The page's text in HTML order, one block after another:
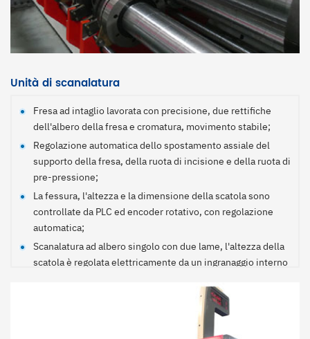
aggiunta dell'olio, in modo da prolungare la durata dei
cuscinetti.
Circolazione automatica a vuoto del rullo anilox, per evitare
automatico;
trasferimento superiore dell'inchiostro e per garantire la
qualità della distribuzione dell'inchiostro;
La superficie del tubo d'acciaio è ricoperta da una gomma
indossabile con una struttura delicata e un'equilibrata
raschiatura dell'inchiostro, resistente agli acidi e agli alcali
e di lunga durata;
Il sistema di trasmissione diretta verticale, privo di cinghie
e catene, consente di ridurre le perdite di potenza
meccanica del motore stesso e gli errori, i rumori e i
serraggi dovuti al collegamento, riducendo il tasso di guasti
Unità di scanalatura
Fresa ad intaglio lavorata con precisione, due rettifiche
dell'albero della fresa e cromatura, movimento stabile;
Regolazione automatica dello spostamento assiale del
supporto della fresa, della ruota di incisione e della ruota di
pre-pressione;
La fessura, l'altezza e la dimensione della scatola sono
controllate da PLC ed encoder rotativo, con regolazione
automatica;
Scanalatura ad albero singolo con due lame, l'altezza della
scatola è regolata elettricamente da un ingranaggio interno
La regolazione dell'altezza della scatola è protetta da un
sistema digitale anticollisione che non danneggia la